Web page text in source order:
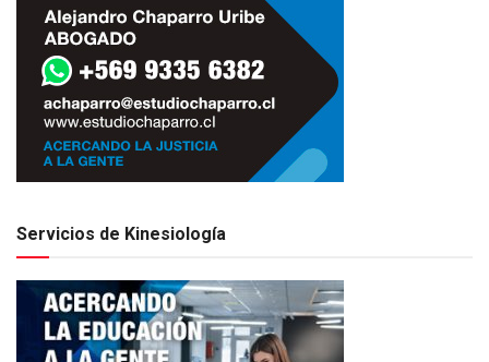
Servicios de Kinesiología